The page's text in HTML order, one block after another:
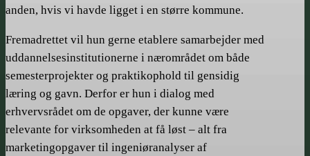
anden, hvis vi havde ligget i en større kommune.
Fremadrettet vil hun gerne etablere samarbejder med
uddannelsesinstitutionerne i nærområdet om både
semesterprojekter og praktikophold til gensidig
læring og gavn. Derfor er hun i dialog med
erhvervsrådet om de opgaver, der kunne være
relevante for virksomheden at få løst – alt fra
marketingopgaver til ingeniøranalyser af